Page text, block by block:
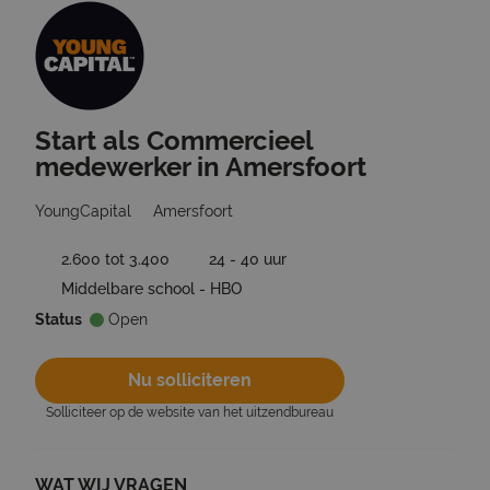
Ga terug naar vacatures
Start als Commercieel
medewerker in Amersfoort
YoungCapital Amersfoort
2.600 tot 3.400
24 - 40 uur
Middelbare school - HBO
Status
Open
Nu solliciteren
Solliciteer op de website van het uitzendbureau
WAT WIJ VRAGEN